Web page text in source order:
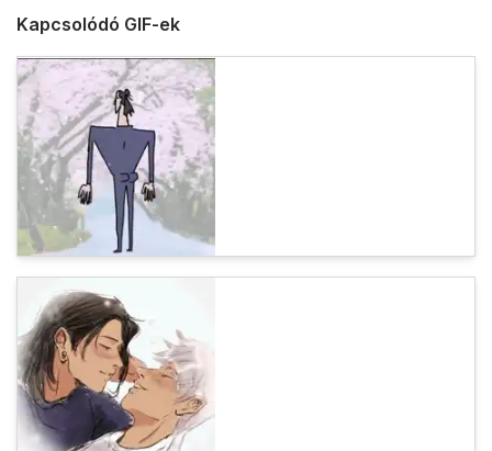
Kapcsolódó GIF-ek